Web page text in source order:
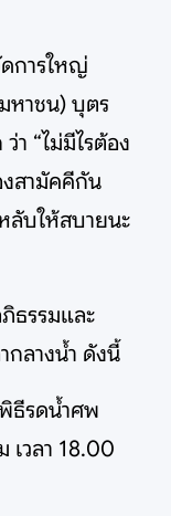
การใหญ่
หาชน) บุตร
“ไม่มีไรต้อง
งสามัคคีกัน
ลับให้สบายนะ
ธรรมและ
ลางน้ำ ดังนี้
ธีรดน้ำศพ
เวลา 18.00